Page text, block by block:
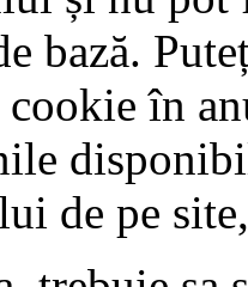
bază.
în
de pe